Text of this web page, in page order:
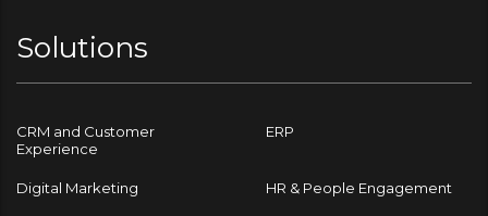
Solutions
CRM and Customer
Experience
ERP
Digital Marketing HR & People Engagement